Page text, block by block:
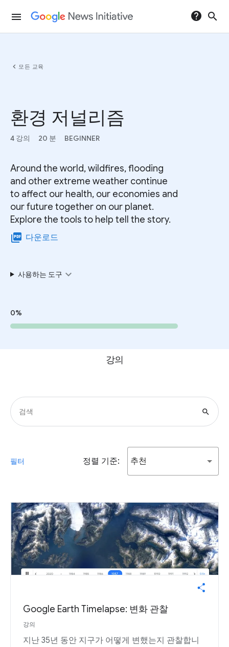
menu help search
chevron_left 모든 교육
환경 저널리즘
4 강의 20 분 BEGINNER
Around the world, wildfires, flooding
and other extreme weather continue
to affect our health, our economies and
our future together on our planet.
Explore the tools to help tell the story.
picture_as_pdf 다운로드
사용하는 도구 expand_more
0%
강의
search
필터 정렬 기준: 추천
Google Earth Timelapse: 변화 관찰
강의
지난 35년 동안 지구가 어떻게 변했는지 관찰합니